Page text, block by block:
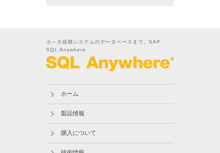
小～大規模システムのデータベースまで。SAP
SQL Anywhere
ホーム
製品情報
購入について